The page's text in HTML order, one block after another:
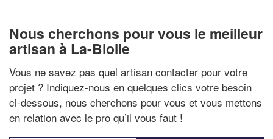
Nous cherchons pour vous le meilleur
artisan à La-Biolle
Vous ne savez pas quel artisan contacter pour votre
projet ? Indiquez-nous en quelques clics votre besoin
ci-dessous, nous cherchons pour vous et vous mettons
en relation avec le pro qu’il vous faut !